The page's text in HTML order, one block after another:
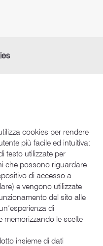
cookies per rendere
più facile ed intuitiva:
testo utilizzate per
che possono riguardare
di accesso a
e vengono utilizzate
del sito alle
di
memorizzando le scelte
insieme di dati